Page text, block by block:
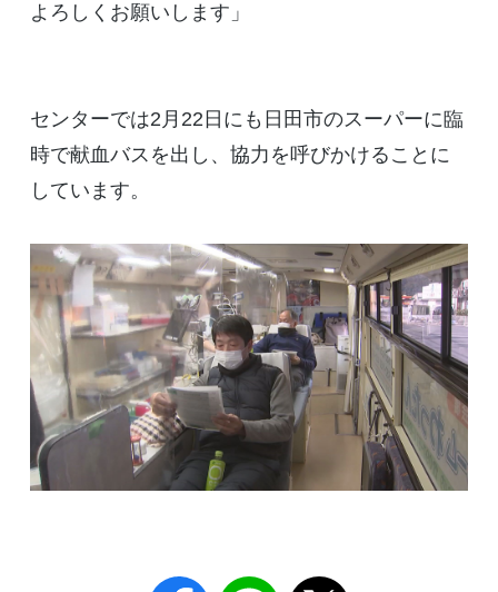
よろしくお願いします」
センターでは2月22日にも日田市のスーパーに臨
時で献血バスを出し、協力を呼びかけることに
しています。